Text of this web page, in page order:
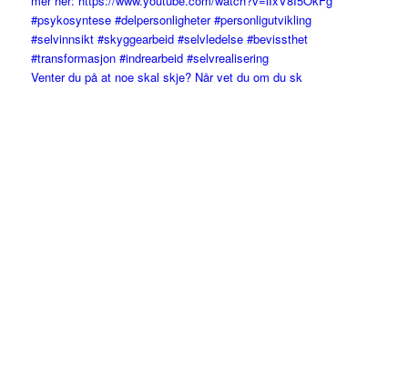
Venter du på at noe skal skje? Når vet du om du sk